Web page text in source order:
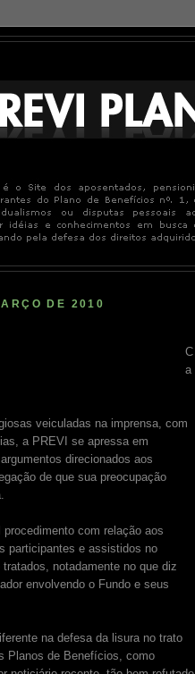
DE 2010
C
a
veiculadas na imprensa, com
a PREVI se apressa em
direcionados aos
de que sua preocupação
com relação aos
participantes e assistidos no
notadamente no que diz
envolvendo o Fundo e seus
na defesa da lisura no trato
Planos de Benefícios, como